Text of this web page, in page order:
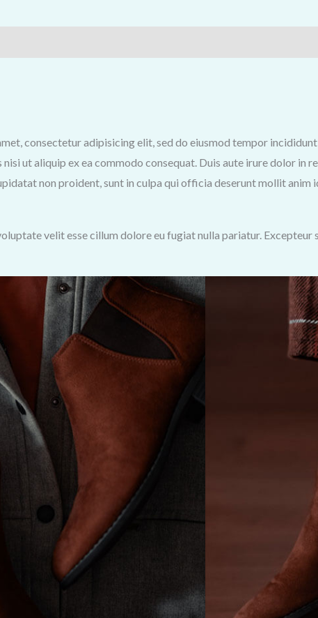
consectetur adipisicing elit, sed do eiusmod tempor
ut aliquip ex ea commodo consequat. Duis aute irure dolor in
non proident, sunt in culpa qui officia deserunt mollit anim
velit esse cillum dolore eu fugiat nulla pariatur.